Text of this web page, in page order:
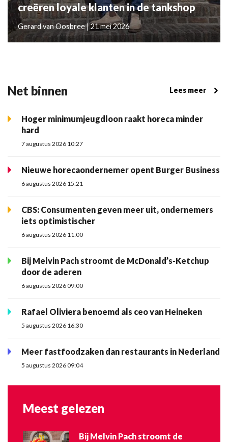
creëren loyale klanten in de tankshop
Gerard van Oosbree | 21 mei 2026
Net binnen Lees meer
Hoger minimumjeugdloon raakt horeca minder
hard
7 augustus 2026 10:27
Nieuwe horecaondernemer opent Burger Business
6 augustus 2026 15:21
CBS: Consumenten geven meer uit, ondernemers
iets optimistischer
6 augustus 2026 11:00
Bij Melvin Pach stroomt de McDonald’s-Ketchup
door de aderen
6 augustus 2026 09:00
Rafael Oliviera benoemd als ceo van Heineken
5 augustus 2026 16:30
Meer fastfoodzaken dan restaurants in Nederland
5 augustus 2026 09:04
Meest gelezen
Bij Melvin Pach stroomt de